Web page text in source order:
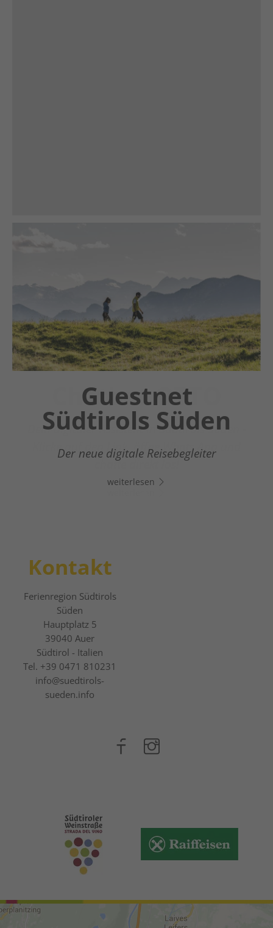
Chatbot OTTO
Dein digitaler Assistent in Südtirols Süden -
Klicke auf den Link, öffne Whats App und
chatte direkt los!
Guestnet
Südtirols Süden
Der neue digitale Reisebegleiter
weiterlesen
Kontakt
Ferienregion Südtirols
Süden
Hauptplatz 5
39040 Auer
Südtirol - Italien
Tel. +39 0471 810231
info@suedtirols-
sueden.info